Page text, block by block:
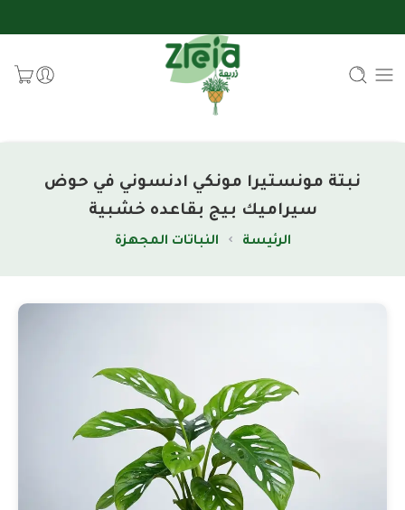
نبتة مونستيرا مونكي ادنسوني في حوض
سيراميك بيج بقاعده خشبية
الرئيسة النباتات المجهزة